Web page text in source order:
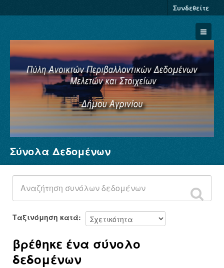
Συνδεθείτε
Σύνολα Δεδομένων
Φορείς
Ομάδες
Σχετικά
Σύνολα Δεδομένων
Ταξινόμηση κατά
βρέθηκε ένα σύνολο
δεδομένων